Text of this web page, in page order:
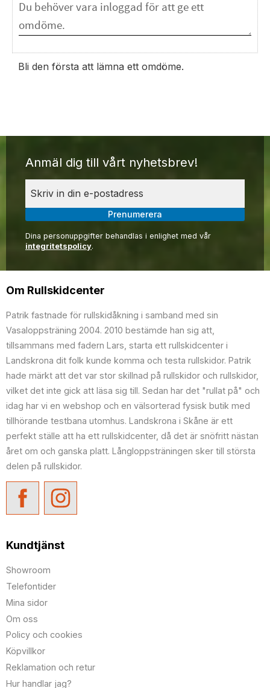
Bli den första att lämna ett omdöme.
Anmäl dig till vårt nyhetsbrev!
Prenumerera
Dina personuppgifter behandlas i enlighet med vår
integritetspolicy.
Om Rullskidcenter
Patrik fastnade för rullskidåkning i samband med sin
Vasaloppsträning 2004. 2010 bestämde han sig att,
tillsammans med fadern Lars, starta ett rullskidcenter i
Landskrona dit folk kunde komma och testa rullskidor. Patrik
hade märkt att det var stor skillnad på rullskidor och rullskidor,
vilket det inte gick att läsa sig till. Sedan har det "rullat på" och
idag har vi en webshop och en välsorterad fysisk butik med
tillhörande testbana utomhus. Landskrona i Skåne är ett
perfekt ställe att ha ett rullskidcenter, då det är snöfritt nästan
året om och ganska platt. Långloppsträningen sker till största
delen på rullskidor.
Kundtjänst
Showroom
Telefontider
Mina sidor
Om oss
Policy och cookies
Köpvillkor
Reklamation och retur
Hur handlar jag?